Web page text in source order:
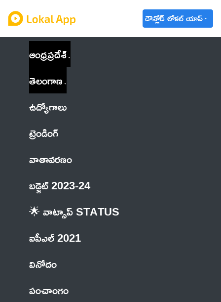
డౌన్లోడ్ లోకల్ యాప్
ఆంధ్రప్రదేశ్
తెలంగాణ
ఉద్యోగాలు
ట్రెండింగ్
వాతావరణం
బడ్జెట్ 2023-24
🌟 వాట్సాప్ STATUS
ఐపీఎల్ 2021
వినోదం
పంచాంగం